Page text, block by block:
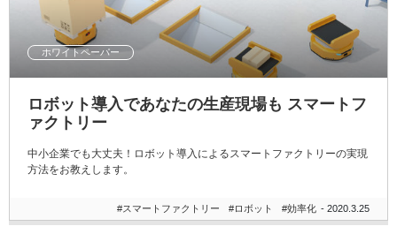
ホワイトペーパー
ロボット導入であなたの生産現場も スマートフ
ァクトリー
中小企業でも大丈夫！ロボット導入によるスマートファクトリーの実現
方法をお教えします。
#スマートファクトリー #ロボット #効率化 - 2020.3.25